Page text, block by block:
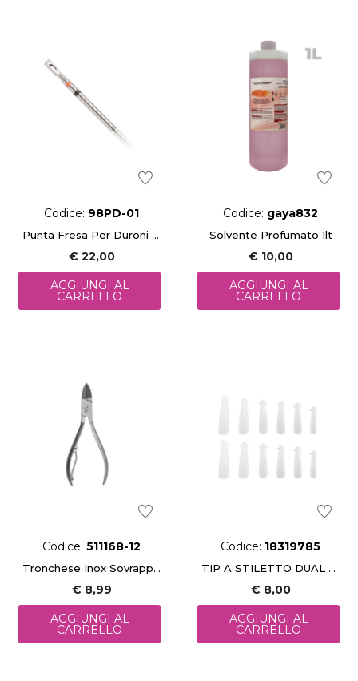
Codice: 98PD-01
Punta Fresa Per Duroni (2,3X6Mm)
€ 22,00
AGGIUNGI AL
CARRELLO
Codice: gaya832
Solvente Profumato 1lt
€ 10,00
AGGIUNGI AL
CARRELLO
Codice: 511168-12
Tronchese Inox Sovrapposta 12Cm
€ 8,99
AGGIUNGI AL
CARRELLO
Codice: 18319785
TIP A STILETTO DUAL FORM 120 PZ
€ 8,00
AGGIUNGI AL
CARRELLO